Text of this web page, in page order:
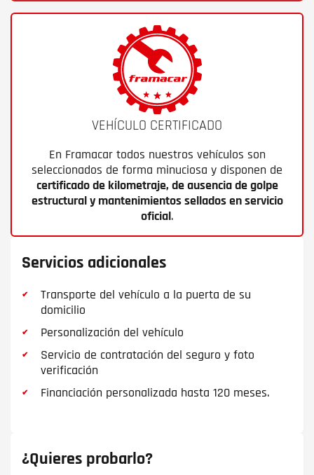
VEHÍCULO CERTIFICADO
En Framacar todos nuestros vehículos son
seleccionados de forma minuciosa y disponen de
certificado de kilometraje, de ausencia de golpe
estructural y mantenimientos sellados en servicio
oficial.
Servicios adicionales
Transporte del vehículo a la puerta de su
domicilio
Personalización del vehículo
Servicio de contratación del seguro y foto
verificación
Financiación personalizada hasta 120 meses.
¿Quieres probarlo?